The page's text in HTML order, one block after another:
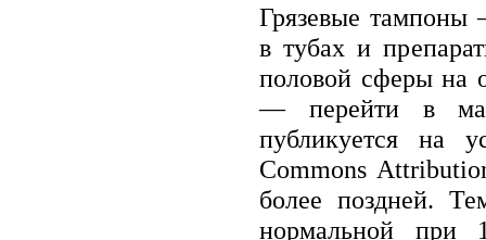
Грязевые тампоны
в тубах и
половой сферы на
— перейти в
публикуется на
Commons
более поздней.
нормальной при